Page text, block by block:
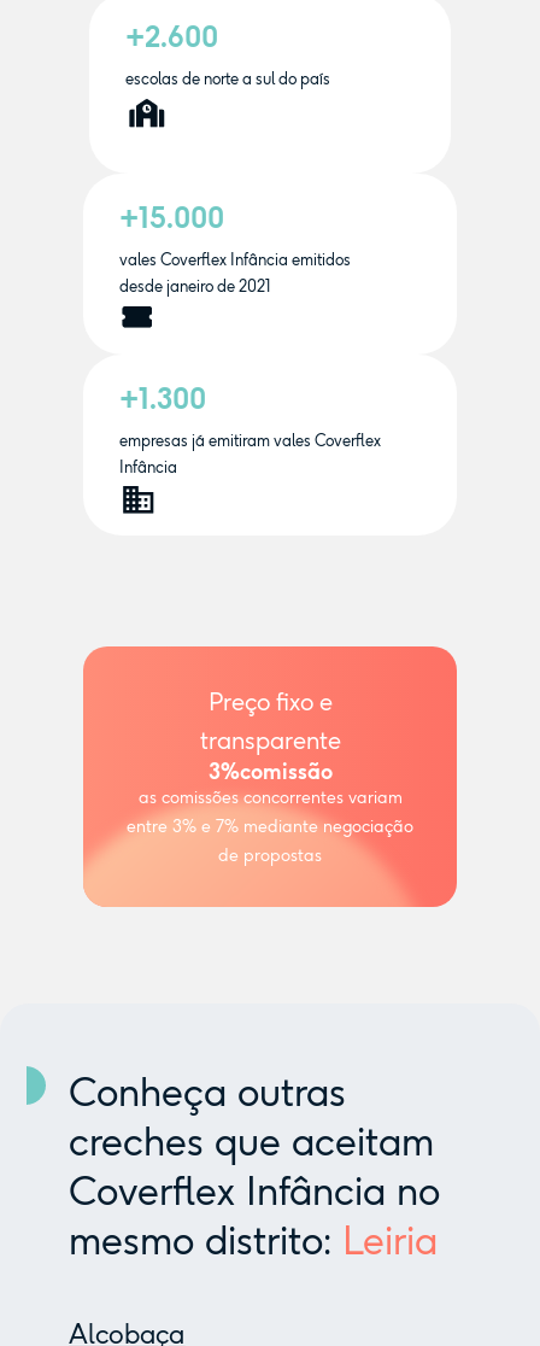
+2.600
escolas de norte a sul do país
+15.000
vales Coverflex Infância emitidos
desde janeiro de 2021
+1.300
empresas já emitiram vales Coverflex
Infância
Preço fixo e
transparente
3%comissão
as comissões concorrentes variam
entre 3% e 7% mediante negociação
de propostas
Conheça outras
creches que aceitam
Coverflex Infância no
mesmo distrito: Leiria
Alcobaça